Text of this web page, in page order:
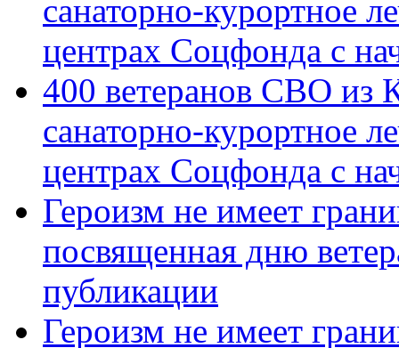
санаторно-курортное
центрах Соцфонда с
400 ветеранов СВО из
санаторно-курортное
центрах Соцфонда с
Героизм не имеет
посвященная дню
публикации
Героизм не имеет